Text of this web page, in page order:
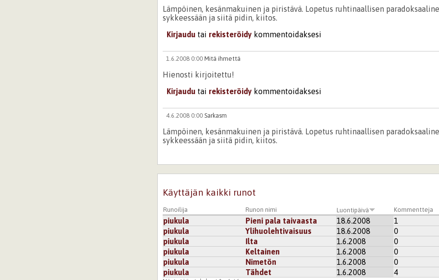
Lämpöinen, kesänmakuinen ja piristävä. Lopetus ruhtinaallisen
sykkeessään ja siitä pidin, kiitos.
Kirjaudu tai rekisteröidy kommentoidaksesi
1.6.2008 0:00 Mitä ihmettä
Hienosti kirjoitettu!
Kirjaudu tai rekisteröidy kommentoidaksesi
4.6.2008 0:00 Sarkasm
Lämpöinen, kesänmakuinen ja piristävä. Lopetus ruhtinaallisen
sykkeessään ja siitä pidin, kiitos.
Hienosti kirjoitettu!
Kirjaudutairekisteröidykommentoidaksesi
Käyttäjän kaikki runot
Runoilija Runon nimi Luontipäivä Kommentteja
piukula Pieni pala taivaasta 18.6.2008 1
piukula
Ylihuolehtivaisuus 18.6.2008 0
piukula
Ilta 1.6.2008 0
piukula
Keltainen 1.6.2008 0
piukula
Nimetön 1.6.2008 0
piukula
Tähdet 1.6.2008 4